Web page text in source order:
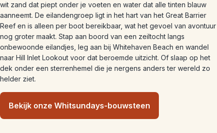
wit zand dat piept onder je voeten en water dat alle tinten blauw
aanneemt. De eilandengroep ligt in het hart van het Great Barrier
Reef en is alleen per boot bereikbaar, wat het gevoel van avontuur
nog groter maakt. Stap aan boord van een zeiltocht langs
onbewoonde eilandjes, leg aan bij Whitehaven Beach en wandel
naar Hill Inlet Lookout voor dat beroemde uitzicht. Of slaap op het
dek onder een sterrenhemel die je nergens anders ter wereld zo
helder ziet.
Bekijk onze Whitsundays-bouwsteen